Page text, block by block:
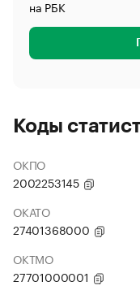
на РБК
Коды
ОКПО
2002253145
ОКАТО
27401368000
ОКТМО
27701000001